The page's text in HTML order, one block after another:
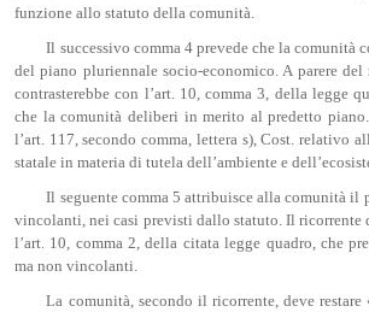
funzione allo statuto della comunità.
Il successivo comma 4 prevede che la comunità
del piano pluriennale socio-economico. A parere
contrasterebbe con l’art. 10, comma 3, della legge
che la comunità deliberi in merito al predetto
l’art. 117, secondo comma, lettera s), Cost. relativo
statale in materia di tutela dell’ambiente e
Il seguente comma 5 attribuisce alla comunità il
vincolanti, nei casi previsti dallo statuto. Il ricorrente
l’art. 10, comma 2, della citata legge quadro, che
ma non vincolanti.
La comunità, secondo il ricorrente, deve